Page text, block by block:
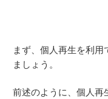
まず、個人再生を利
ましょう。
前述のように、個人再